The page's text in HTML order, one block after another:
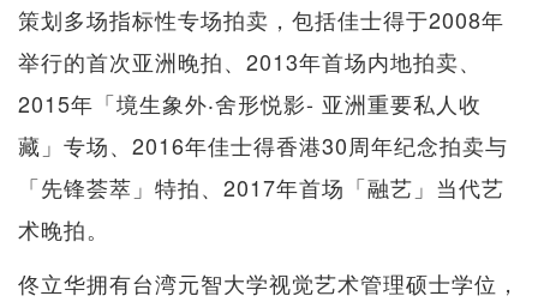
策划多场指标性专场拍卖，包括佳士得于2008年
举行的首次亚洲晚拍、2013年首场内地拍卖、
2015年「境生象外‧舍形悦影- 亚洲重要私人收
藏」专场、2016年佳士得香港30周年纪念拍卖与
「先锋荟萃」特拍、2017年首场「融艺」当代艺
术晚拍。
佟立华拥有台湾元智大学视觉艺术管理硕士学位，